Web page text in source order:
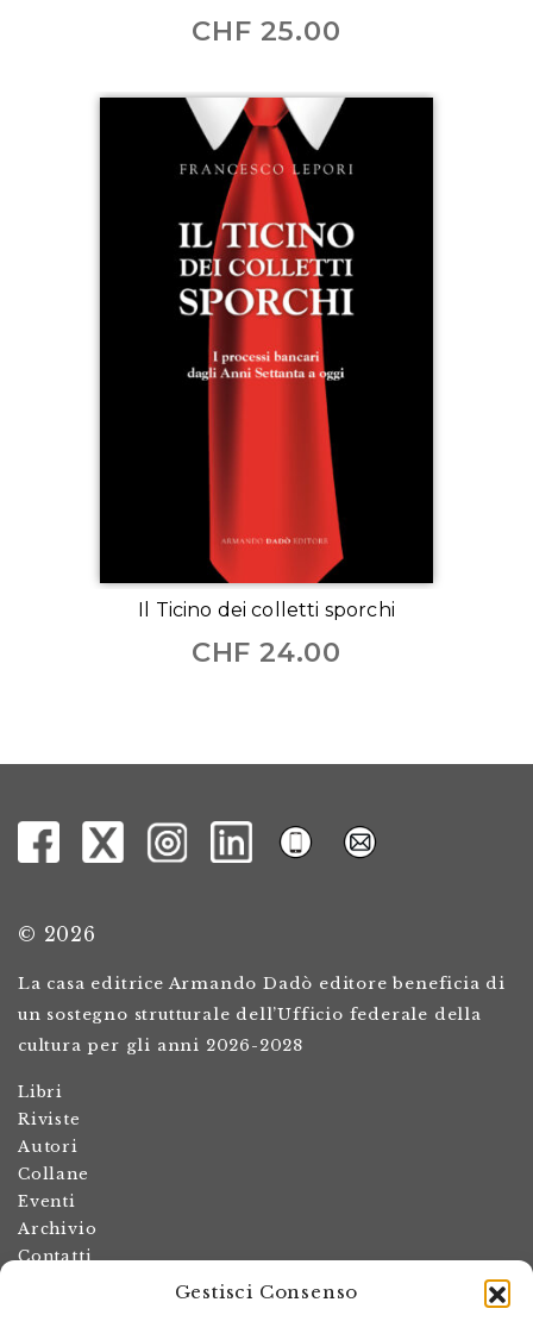
Gestisci Consenso
CHF 25.00
Il Ticino dei colletti sporchi
CHF 24.00
© 2026
La casa editrice Armando Dadò editore beneficia di
un sostegno strutturale dell’Ufficio federale della
cultura per gli anni 2026-2028
Libri
Riviste
Autori
Collane
Eventi
Archivio
Contatti
Termini e condizioni